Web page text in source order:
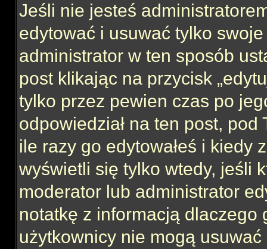
Jeśli nie jesteś
edytować i usuwać tylko
administrator w ten sposób
post klikając na przycisk
tylko przez pewien czas po
odpowiedział na ten post,
ile razy go edytowałeś i kiedy
wyświetli się tylko wtedy, jeśli
moderator lub administrator
notatkę z informacją
użytkownicy nie mogą